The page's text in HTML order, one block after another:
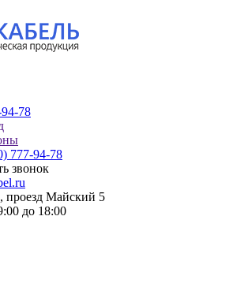
78
777-94-78
звонок
проезд Майский 5
до 18:00